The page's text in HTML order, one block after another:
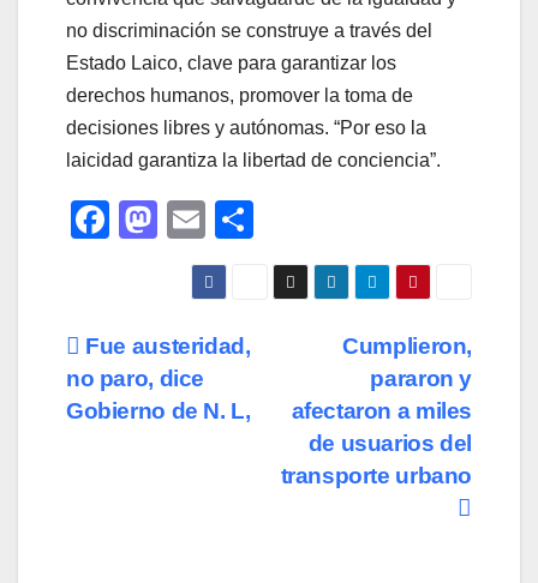
no discriminación se construye a través del
Estado Laico, clave para garantizar los
derechos humanos, promover la toma de
decisiones libres y autónomas. “Por eso la
laicidad garantiza la libertad de conciencia”.
F
e
b
o
M
o
d
o
E
m
ail
o
m
Navegación
de
Cumplieron,
pararon y
afectaron a miles
de usuarios del
transporte urbano
Fue austeridad,
no paro, dice
Gobierno de N. L,